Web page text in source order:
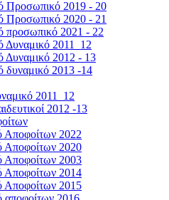
Προσωπικό 2019 - 20
Προσωπικό 2020 - 21
προσωπικό 2021 - 22
Δυναμικό 2011_12
Δυναμικό 2012 - 13
δυναμικό 2013 -14
2011_12
2012 -13
Αποφοίτων 2022
Αποφοίτων 2020
Αποφοίτων 2003
Αποφοίτων 2014
Αποφοίτων 2015